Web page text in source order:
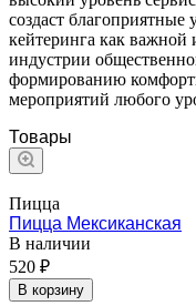
создаст благоприятные
кейтеринга как важной
индустрии
формированию
мероприятий любого
Товары
Пицца
Пицца Мексиканская
В наличии
520 ₽
В корзину